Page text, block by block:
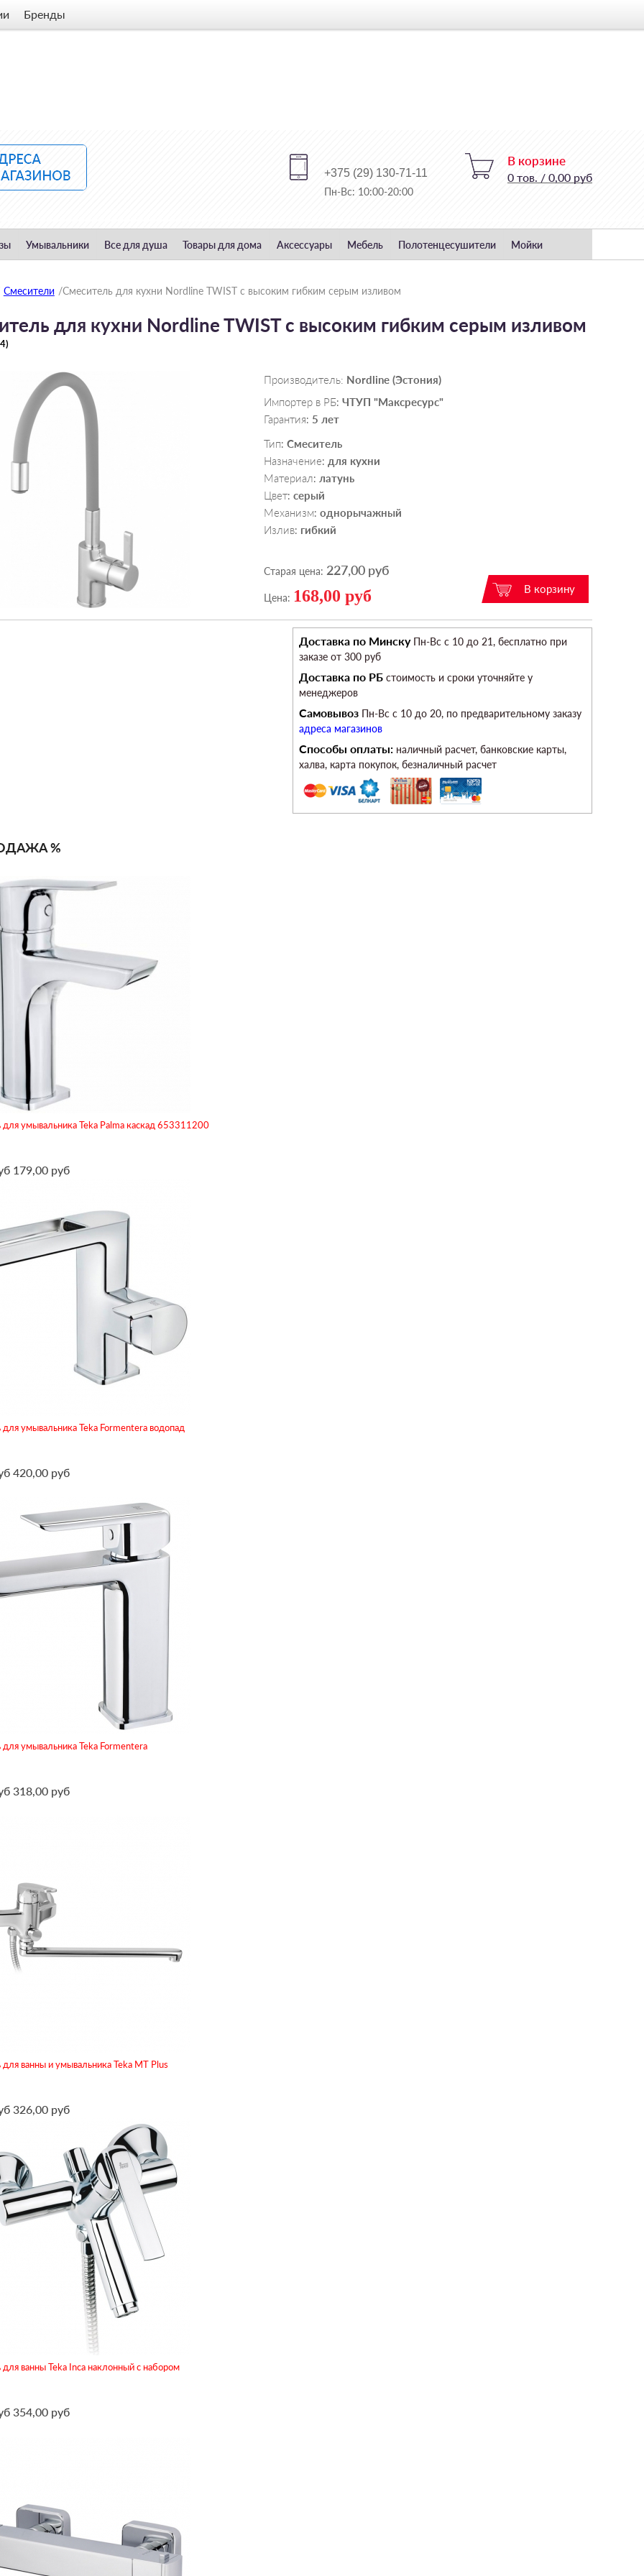
Бренды
В корзине
0 тов. / 0,00 руб
+375 (29) 130-71-11
Пн-Вс: 10:00-20:00
Умывальники Все для душа Товары для дома Аксессуары Мебель Полотенцесушители Мойки
Смесители /Смеситель для кухни Nordline TWIST с высоким гибким серым изливом
для кухни Nordline TWIST с высоким гибким серым изливом
)
Производитель: Nordline (Эстония)
Импортер в РБ: ЧТУП "Максресурс"
Гарантия: 5 лет
Тип: Смеситель
Назначение: для кухни
Материал: латунь
Цвет: серый
Механизм: однорычажный
Излив: гибкий
Старая цена: 227,00 руб
Цена: 168,00 руб
Доставка по МинскуПн-Вс c 10 до 21, бесплатно при
заказе от 300 руб
Доставка по РБ стоимость и сроки уточняйте у
менеджеров
Самовывоз Пн-Вс c 10 до 20, по предварительному заказу
адреса магазинов
Способы оплаты: наличный расчет, банковские карты,
халва, карта покупок, безналичный расчет
%
умывальника Teka Palma каскад 653311200
179,00 руб
умывальника Teka Formentera водопад
420,00 руб
умывальника Teka Formentera
318,00 руб
ванны и умывальника Teka MT Plus
326,00 руб
ванны Teka Inca наклонный с набором
354,00 руб